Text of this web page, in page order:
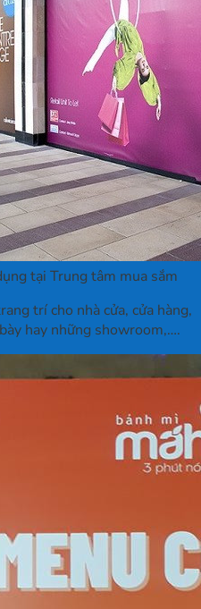
tại Trung tâm mua sắm
trí cho nhà cửa, cửa hàng,
hay những showroom,….